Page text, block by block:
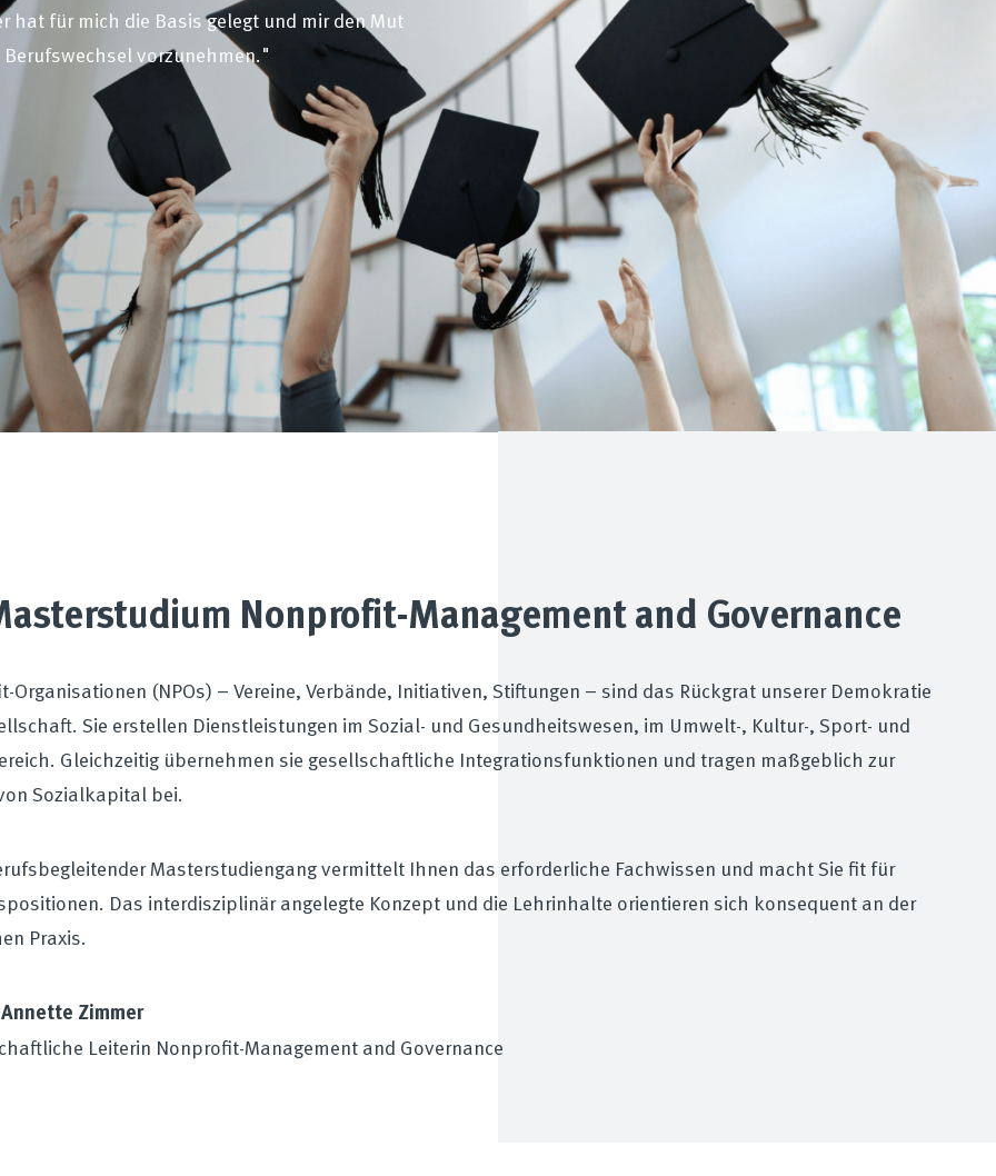
hat für mich die Basis gelegt und mir den Mut
vorzunehmen."
herausfordernden
aufzunehmen, habe ich bis heute nicht
berufsbegleitende Masterstudiengang hat
Alltag kontinuierlich bereichert und mir den
im professionellen Vereinsmanagement
Mehr erfahren
Nonprofit-Management and Governance
Organisationen (NPOs) – Vereine, Verbände, Initiativen, Stiftungen – sind das Rückgrat unserer Demokratie
Sie erstellen Dienstleistungen im Sozial- und Gesundheitswesen, im Umwelt-, Kultur-, Sport- und
Gleichzeitig übernehmen sie gesellschaftliche Integrationsfunktionen und tragen maßgeblich zur
Sozialkapital bei.
Masterstudiengang vermittelt Ihnen das erforderliche Fachwissen und macht Sie fit für
Das interdisziplinär angelegte Konzept und die Lehrinhalte orientieren sich konsequent an der
Praxis.
Zimmer
Leiterin Nonprofit-Management and Governance